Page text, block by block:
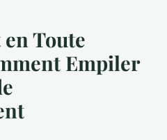
Toute
Empiler